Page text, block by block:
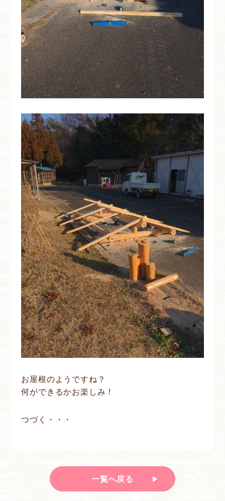
お屋根のようですね？
何ができるかお楽しみ！
つづく・・・
一覧へ戻る